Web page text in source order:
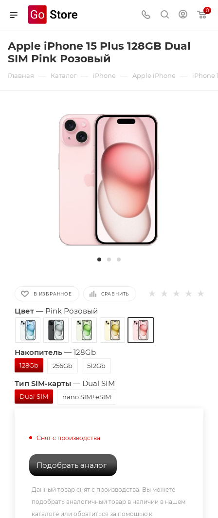
0
Apple iPhone 15 Plus 128GB Dual
SIM Pink Розовый
Главная — Каталог — iPhone — Apple iPhone — iPhone
В ИЗБРАННОЕ СРАВНИТЬ
Цвет — Pink Розовый
Накопитель — 128Gb
128Gb 256Gb 512Gb
Тип SIM-карты — Dual SIM
Dual SIM nano SIM+eSIM
Снят с производства
Подобрать аналог
Данный товар снят с производства. Вы можете
подобрать аналогичный товар в наличии в нашем
каталоге или обратиться за помощью к